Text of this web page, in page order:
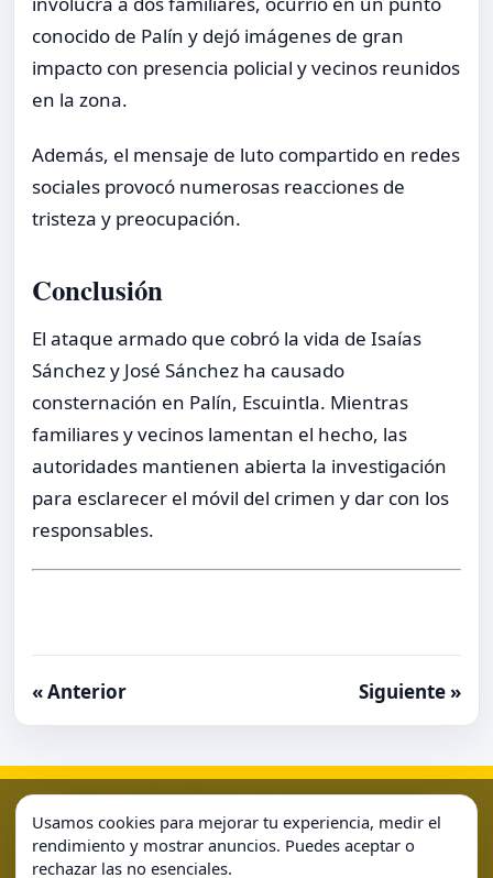
conocido de Palín y dejó imágenes de gran
impacto con presencia policial y vecinos reunidos
en la zona.
Además, el mensaje de luto compartido en redes
sociales provocó numerosas reacciones de
tristeza y preocupación.
Conclusión
El ataque armado que cobró la vida de Isaías
Sánchez y José Sánchez ha causado
consternación en Palín, Escuintla. Mientras
familiares y vecinos lamentan el hecho, las
autoridades mantienen abierta la investigación
para esclarecer el móvil del crimen y dar con los
responsables.
« Anterior Siguiente »
Política de CookiesPolítica de PrivacidadSample Page
Sample Page
Usamos cookies para mejorar tu experiencia, medir el
rendimiento y mostrar anuncios. Puedes aceptar o
rechazar las no esenciales.